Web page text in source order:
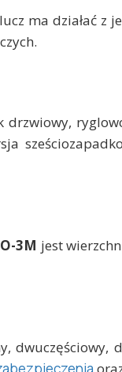
ma działać z
drzwiowy,
3M jest
dwuczęściowy,